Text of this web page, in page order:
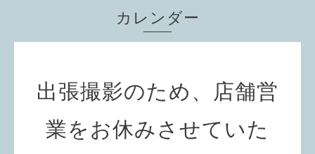
カレンダー
出張撮影のため、店舗営
業をお休みさせていた